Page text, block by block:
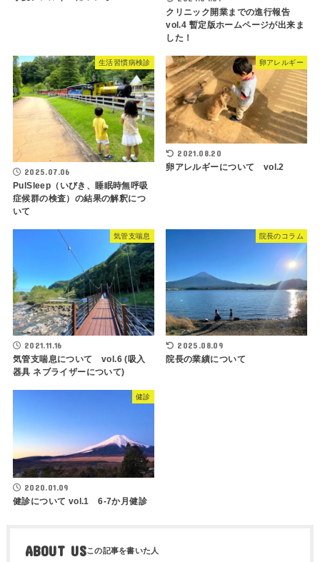
クリニック開業までの進行報告
vol.4 暫定版ホームページが出来ま
した！
生活習慣病検診
2025.07.06
PulSleep（いびき、睡眠時無呼吸
症候群の検査）の結果の解釈につ
いて
卵アレルギー
2021.08.20
卵アレルギーについて vol.2
気管支喘息
2021.11.16
気管支喘息について vol.6 (吸入
器具 ネブライザーについて)
院長のコラム
2025.08.09
院長の業績について
健診
2020.01.09
健診について vol.1 6-7か月健診
ABOUT US